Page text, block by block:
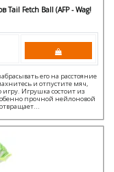
Tail Fetch Ball (AFP - Wag!
его на расстояние
и отпустите мяч,
Игрушка состоит из
прочной нейлоновой